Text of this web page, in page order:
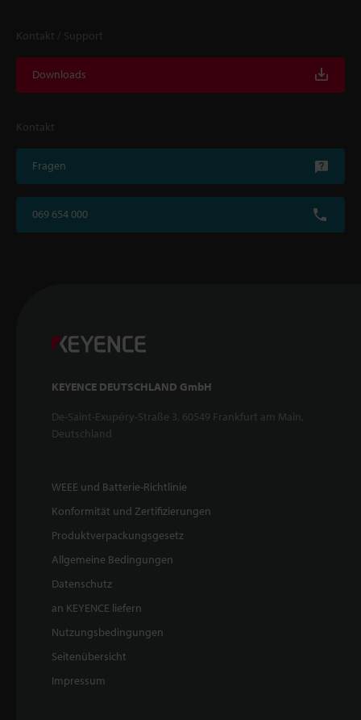
Kontakt / Support
Downloads
Kontakt
Fragen
069 654 000
KEYENCE DEUTSCHLAND GmbH
De-Saint-Exupéry-Straße 3, 60549 Frankfurt am Main,
Deutschland
WEEE und Batterie-Richtlinie
Konformität und Zertifizierungen
Produktverpackungsgesetz
Allgemeine Bedingungen
Datenschutz
an KEYENCE liefern
Nutzungsbedingungen
Seitenübersicht
Impressum